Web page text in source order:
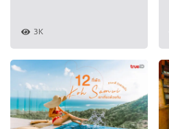
3K